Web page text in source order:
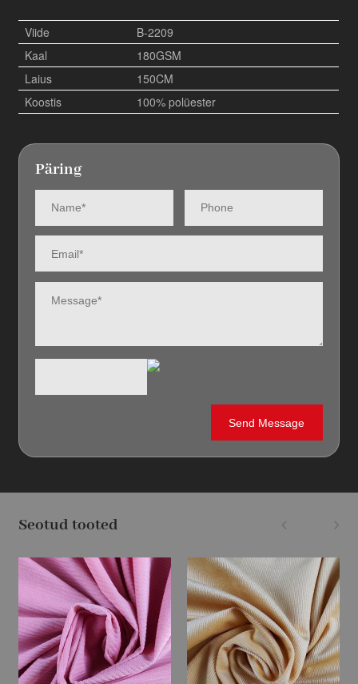
Viide
B-2209
Kaal
180GSM
Laius
150CM
Koostis
100% polüester
Päring
Seotud tooted